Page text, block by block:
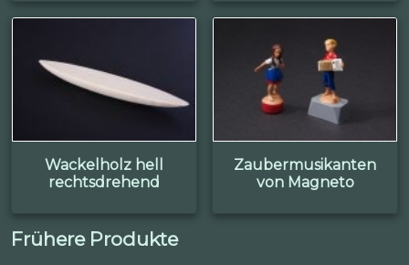
Wackelholz hell
rechtsdrehend
Zaubermusikanten
von Magneto
Frühere Produkte